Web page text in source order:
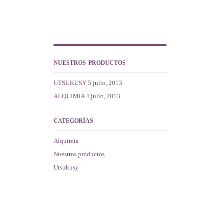
NUESTROS PRODUCTOS
UTSUKUSY 5 julio, 2013
ALQUIMIA 4 julio, 2013
CATEGORÍAS
Alquimia
Nuestros productos
Utsukusy